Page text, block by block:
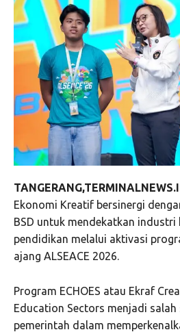
Ekonomi Kreatif bersinergi
BSD untuk mendekatkan
pendidikan melalui aktivasi
ajang ALSEACE 2026.
Program ECHOES atau Ekraf
Education Sectors menjadi
pemerintah dalam